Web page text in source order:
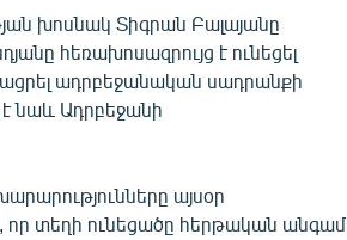
խոսնակ Տիգրան Բալայանը
հեռախոսազրույց է ունեցել
ադրբեջանական սադրանքի
նաև Ադրբեջանի
այսօր
որ տեղի ունեցածը հերթական անգամ